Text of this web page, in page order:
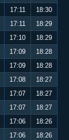
17:11
18:30
17:11
18:29
17:10
18:29
17:09
18:28
17:09
18:28
17:08
18:27
17:07
18:27
17:07
18:27
17:06
18:26
17:06
18:26